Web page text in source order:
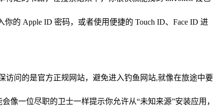
的 Apple ID 密码，或者使用便捷的 Touch ID、Face ID 进
访问的是官方正规网站，避免进入钓鱼网站,就像在旅途中要
像一位尽职的卫士一样提示你允许从“未知来源”安装应用，